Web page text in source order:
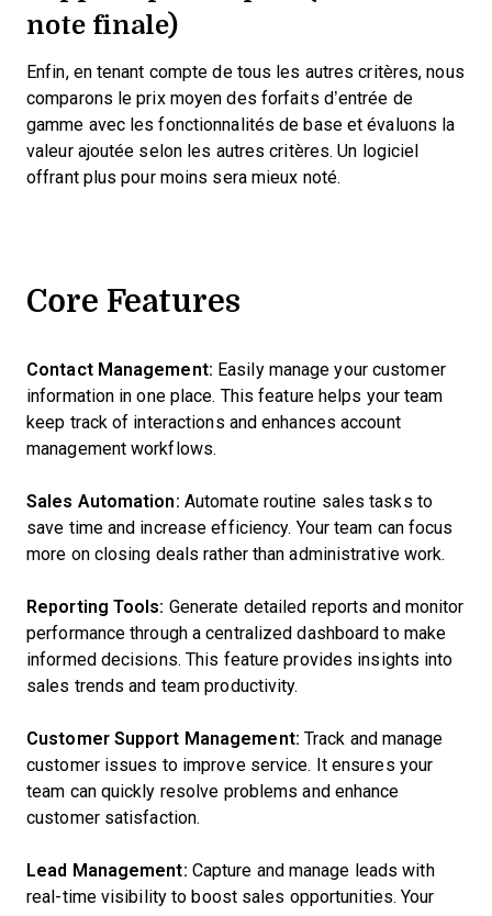
note finale)
Enfin, en tenant compte de tous les autres critères, nous
comparons le prix moyen des forfaits d’entrée de
gamme avec les fonctionnalités de base et évaluons la
valeur ajoutée selon les autres critères. Un logiciel
offrant plus pour moins sera mieux noté.
Core Features
Contact Management: Easily manage your customer
information in one place. This feature helps your team
keep track of interactions and enhances account
management workflows.
Sales Automation: Automate routine sales tasks to
save time and increase efficiency. Your team can focus
more on closing deals rather than administrative work.
Reporting Tools: Generate detailed reports and monitor
performance through a centralized dashboard to make
informed decisions. This feature provides insights into
sales trends and team productivity.
Customer Support Management: Track and manage
customer issues to improve service. It ensures your
team can quickly resolve problems and enhance
customer satisfaction.
Lead Management: Capture and manage leads with
real-time visibility to boost sales opportunities. Your